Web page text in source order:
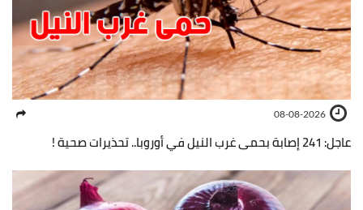
08-08-2026
عاجل: 241 إصابة بحمى غرب النيل في أوروبا.. تحذيرات صحية !